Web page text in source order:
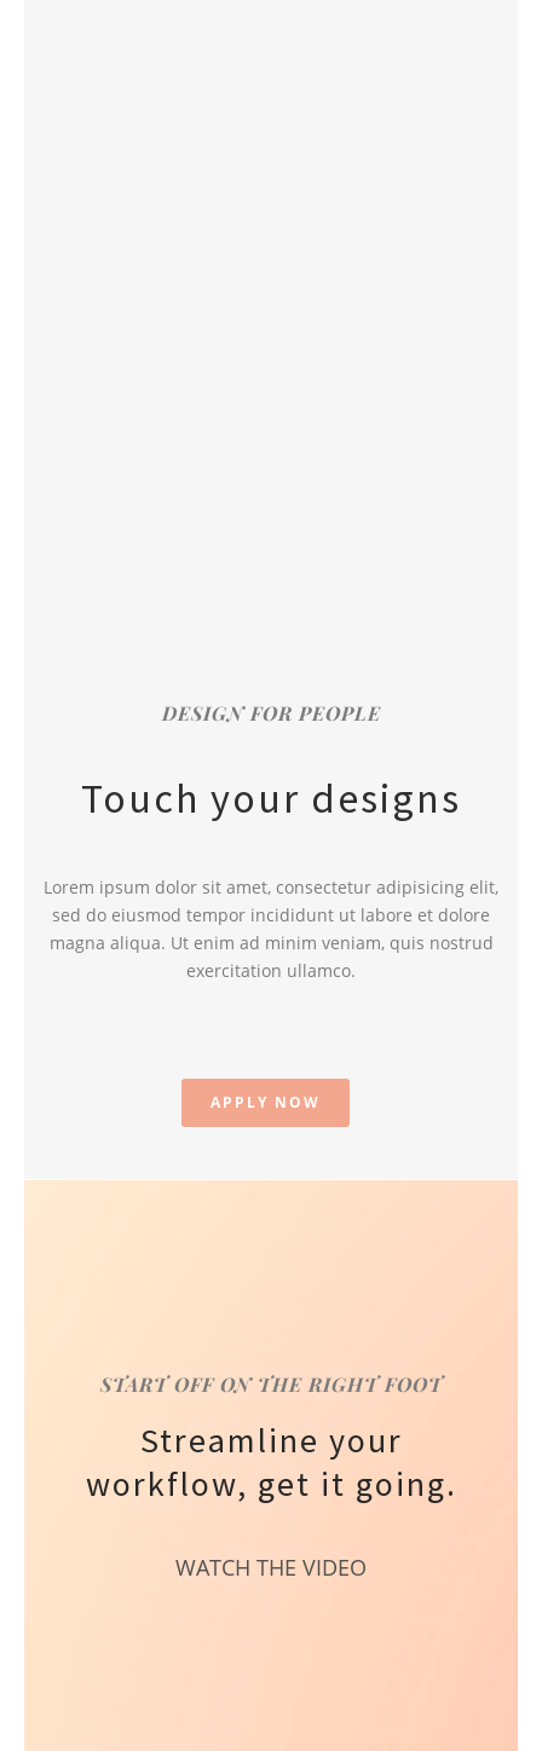
DESIGN FOR PEOPLE
Touch your designs
Lorem ipsum dolor sit amet, consectetur adipisicing elit,
sed do eiusmod tempor incididunt ut labore et dolore
magna aliqua. Ut enim ad minim veniam, quis nostrud
exercitation ullamco.
APPLY NOW
START OFF ON THE RIGHT FOOT
Streamline your
workflow, get it going.
WATCH THE VIDEO